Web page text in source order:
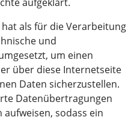
als für die Verarbeitung
und
um einen
über diese Internetseite
Daten sicherzustellen.
Datenübertragungen
sodass ein